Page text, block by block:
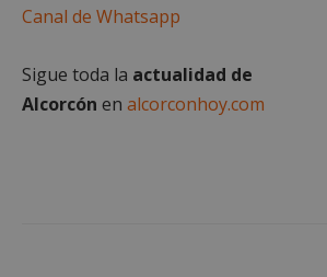
Canal de Whatsapp
Sigue toda la actualidad de
Alcorcón en alcorconhoy.com